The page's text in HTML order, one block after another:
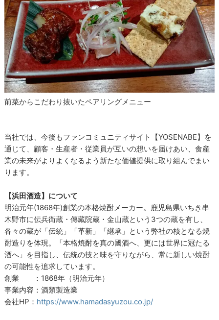
前菜からこだわり抜いたペアリングメニュー
当社では、今後もファンコミュニティサイト【YOSENABE】を
通じて、顧客・生産者・従業員が互いの想いを届けあい、食産
業の未来がよりよくなるよう新たな価値提供に取り組んでまい
ります。
【浜田酒造】について
明治元年(1868年)創業の本格焼酎メーカー。鹿児島県いちき串
木野市に伝兵衛蔵・傳藏院蔵・金山蔵という3つの蔵を有し、
各々の蔵が「伝統」「革新」「継承」という弊社の核となる焼
酎造りを体現。「本格焼酎を真の國酒へ、更には世界に冠たる
酒へ」を目指し、伝統の技と味を守りながら、常に新しい焼酎
の可能性を追求しています。
創業 ：1868年（明治元年）
事業内容：酒類製造業
会社HP： https://www.hamadasyuzou.co.jp/